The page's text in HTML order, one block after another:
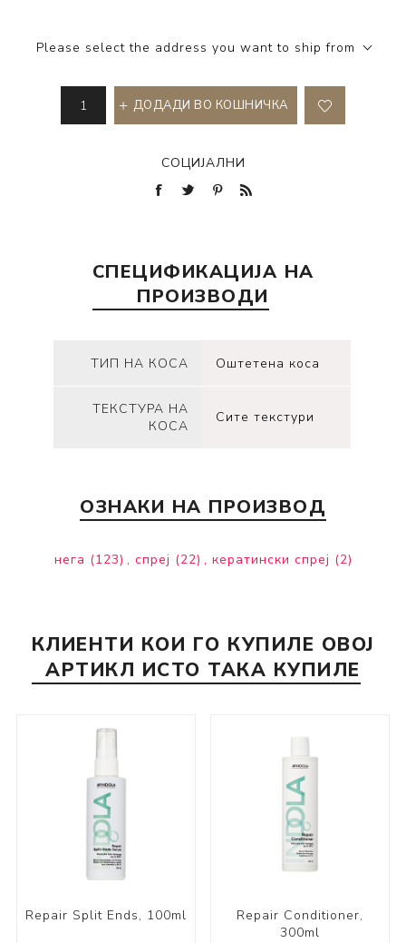
Please select the address you want to ship from
ДОДАДИ ВО КОШНИЧКА
СОЦИЈАЛНИ
СПЕЦИФИКАЦИЈА НА
ПРОИЗВОДИ
ТИП НА КОСА Оштетена коса
ТЕКСТУРА НА
КОСА
Сите текстури
ОЗНАКИ НА ПРОИЗВОД
нега (123) , спреј (22) , кератински спреј (2)
КЛИЕНТИ КОИ ГО КУПИЛЕ ОВОЈ
АРТИКЛ ИСТО ТАКА КУПИЛЕ
Repair Split Ends, 100ml
Repair Conditioner,
300ml